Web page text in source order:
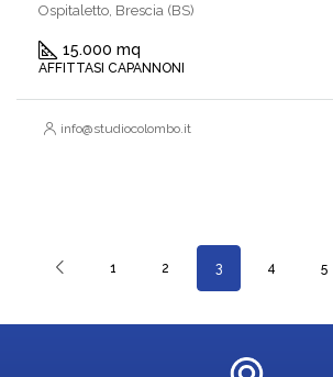
Ospitaletto, Brescia (BS)
15.000 mq
AFFITTASI CAPANNONI
info@studiocolombo.it
1 2 3 4 5